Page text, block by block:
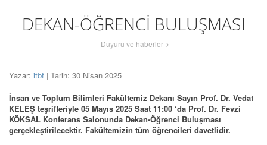
DEKAN-ÖĞRENCİ BULUŞMASI
Duyuru ve haberler
Yazar: itbf | Tarih: 30 Nisan 2025
İnsan ve Toplum Bilimleri Fakültemiz Dekanı Sayın Prof. Dr. Vedat
KELEŞ teşrifleriyle 05 Mayıs 2025 Saat 11:00 ‘da Prof. Dr. Fevzi
KÖKSAL Konferans Salonunda Dekan-Öğrenci Buluşması
gerçekleştirilecektir. Fakültemizin tüm öğrencileri davetlidir.